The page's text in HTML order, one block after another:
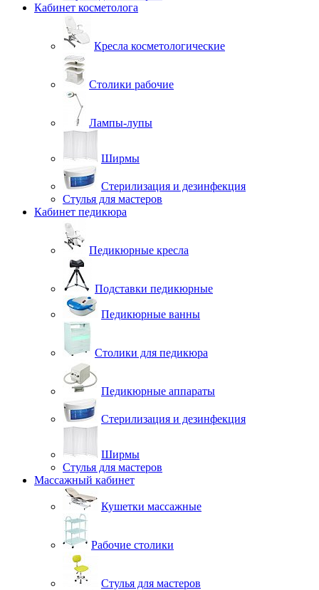
Кабинет косметолога
Кресла косметологические
Столики рабочие
Лампы-лупы
Ширмы
Стерилизация и дезинфекция
Стулья для мастеров
Кабинет педикюра
Педикюрные кресла
Подставки педикюрные
Педикюрные ванны
Столики для педикюра
Педикюрные аппараты
Стерилизация и дезинфекция
Ширмы
Стулья для мастеров
Массажный кабинет
Кушетки массажные
Рабочие столики
Стулья для мастеров